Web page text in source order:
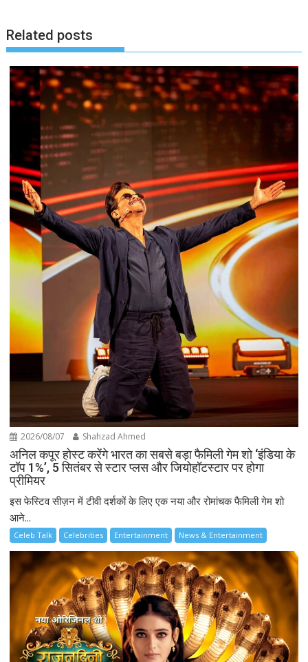
Related posts
2026/08/07 Shahzad Ahmed
अनिल कपूर होस्ट करेंगे भारत का सबसे बड़ा फैमिली गेम शो ‘इंडिया के
टॉप 1%’, 5 सितंबर से स्टार प्लस और जियोहॉटस्टार पर होगा
प्रीमियर
इस फेस्टिव सीज़न में टीवी दर्शकों के लिए एक नया और रोमांचक फैमिली गेम शो
आने...
Celeb Talk Celebrities Entertainment News & Entertainment